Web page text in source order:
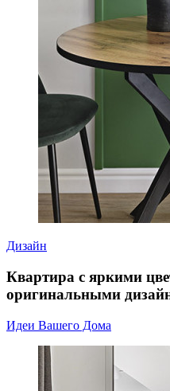
Дизайн
Квартира с яркими
оригинальными
Идеи Вашего Дома